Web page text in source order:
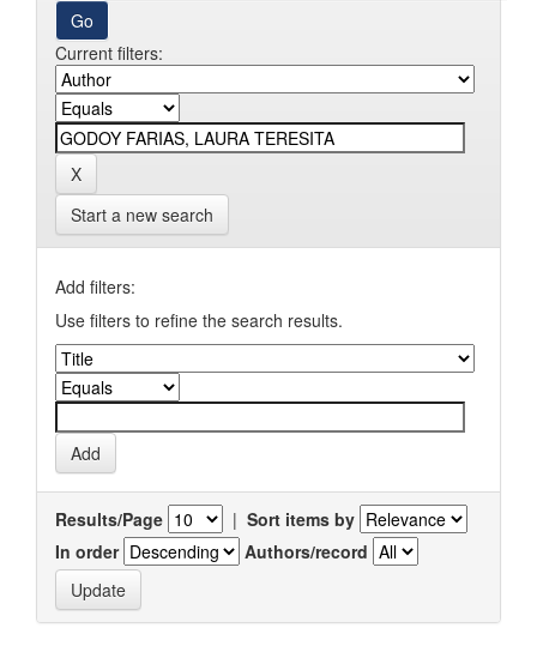
Current filters:
Start a new search
Add filters:
Use filters to refine the search results.
Results/Page | Sort items by
In order
Authors/record